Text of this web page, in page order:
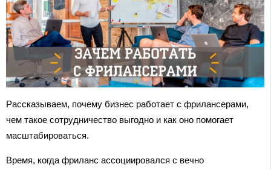
Рассказываем, почему бизнес работает с фрилансерами,
чем такое сотрудничество выгодно и как оно помогает
масштабироваться.
Время, когда фриланс ассоциировался с вечно